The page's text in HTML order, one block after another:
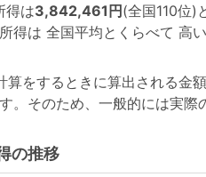
得は3,842,461円(全国110位)
得は 全国平均とくらべて 高
をするときに算出される金
。そのため、一般的には実際
の推移